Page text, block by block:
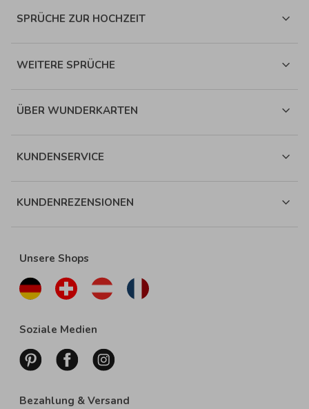
SPRÜCHE ZUR HOCHZEIT
WEITERE SPRÜCHE
ÜBER WUNDERKARTEN
KUNDENSERVICE
KUNDENREZENSIONEN
Unsere Shops
Soziale Medien
Bezahlung & Versand